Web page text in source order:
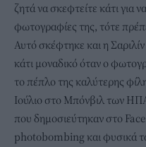
ζητά να σκεφτείτε κάτι για
φωτογραφίες της, τότε
Αυτό σκέφτηκε και η
κάτι μοναδικό όταν ο
το πέπλο της καλύτερης
Ιούλιο στο Μπόνβιλ των
που δημοσιεύτηκαν στο
photobombing και φυσικά